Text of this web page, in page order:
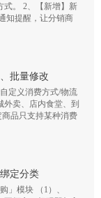
式。 2、【新增】新
知提醒，让分销商
批量修改
定义消费方式/物流
外卖、店内食堂、到
品只支持某种消费
定分类
」模块 （1）、